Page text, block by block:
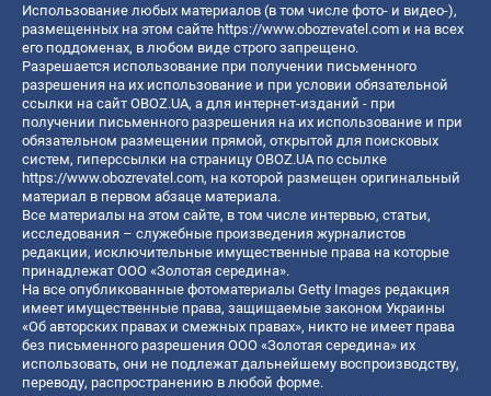
Использование любых материалов (в том числе фото- и видео-),
размещенных на этом сайте https://www.obozrevatel.com и на всех
его поддоменах, в любом виде строго запрещено.
Разрешается использование при получении письменного
разрешения на их использование и при условии обязательной
ссылки на сайт OBOZ.UA, а для интернет-изданий - при
получении письменного разрешения на их использование и при
обязательном размещении прямой, открытой для поисковых
систем, гиперссылки на страницу OBOZ.UA по ссылке
https://www.obozrevatel.com, на которой размещен оригинальный
материал в первом абзаце материала.
Все материалы на этом сайте, в том числе интервью, статьи,
исследования – служебные произведения журналистов
редакции, исключительные имущественные права на которые
принадлежат ООО «Золотая середина».
На все опубликованные фотоматериалы Getty Images редакция
имеет имущественные права, защищаемые законом Украины
«Об авторских правах и смежных правах», никто не имеет права
без письменного разрешения ООО «Золотая середина» их
использовать, они не подлежат дальнейшему воспроизводству,
переводу, распространению в любой форме.